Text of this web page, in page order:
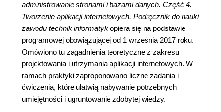
administrowanie stronami i bazami danych. Część 4.
Tworzenie aplikacji internetowych. Podręcznik do nauki
zawodu technik informatyk opiera się na podstawie
programowej obowiązującej od 1 września 2017 roku.
Omówiono tu zagadnienia teoretyczne z zakresu
projektowania i utrzymania aplikacji internetowych. W
ramach praktyki zaproponowano liczne zadania i
ćwiczenia, które ułatwią nabywanie potrzebnych
umiejętności i ugruntowanie zdobytej wiedzy.